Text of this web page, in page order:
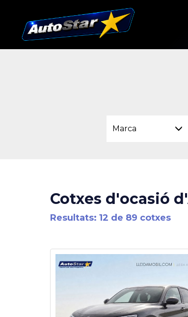
Marca
Cotxes d'ocasió
Resultats: 12 de 89 cotxes